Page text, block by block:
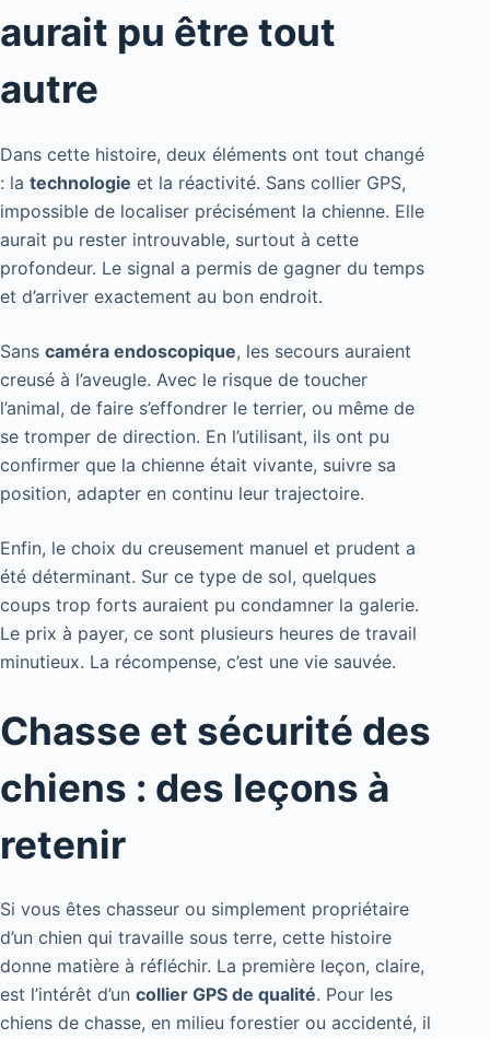
aurait pu être tout
autre
Dans cette histoire, deux éléments ont tout changé
: la technologie et la réactivité. Sans collier GPS,
impossible de localiser précisément la chienne. Elle
aurait pu rester introuvable, surtout à cette
profondeur. Le signal a permis de gagner du temps
et d’arriver exactement au bon endroit.
Sans caméra endoscopique, les secours auraient
creusé à l’aveugle. Avec le risque de toucher
l’animal, de faire s’effondrer le terrier, ou même de
se tromper de direction. En l’utilisant, ils ont pu
confirmer que la chienne était vivante, suivre sa
position, adapter en continu leur trajectoire.
Enfin, le choix du creusement manuel et prudent a
été déterminant. Sur ce type de sol, quelques
coups trop forts auraient pu condamner la galerie.
Le prix à payer, ce sont plusieurs heures de travail
minutieux. La récompense, c’est une vie sauvée.
Chasse et sécurité des
chiens : des leçons à
retenir
Si vous êtes chasseur ou simplement propriétaire
d’un chien qui travaille sous terre, cette histoire
donne matière à réfléchir. La première leçon, claire,
est l’intérêt d’un collier GPS de qualité. Pour les
chiens de chasse, en milieu forestier ou accidenté, il